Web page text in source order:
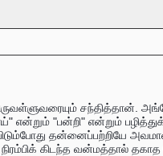
சந்தித்தான்.
"பன்றி" என்றும்
தன்னைப்பற்றியே
கிடந்த வன்மத்தால்